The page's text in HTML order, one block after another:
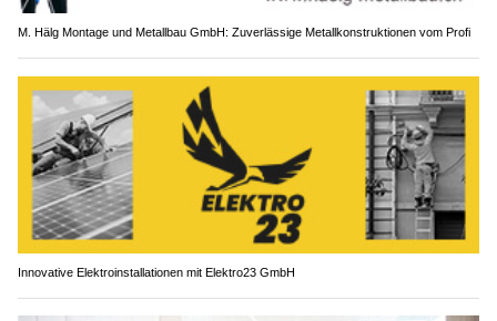
M. Hälg Montage und Metallbau GmbH: Zuverlässige Metallkonstruktionen vom Profi
Innovative Elektroinstallationen mit Elektro23 GmbH